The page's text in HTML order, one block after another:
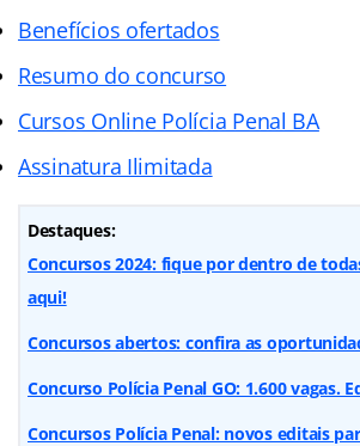
Benefícios ofertados
Resumo do concurso
Cursos Online Polícia Penal BA
Assinatura Ilimitada
Destaques:
Concursos 2024: fique por dentro de
aqui!
Concursos abertos: confira as
Concurso Polícia Penal GO: 1.600 vagas.
Concursos Polícia Penal: novos editais